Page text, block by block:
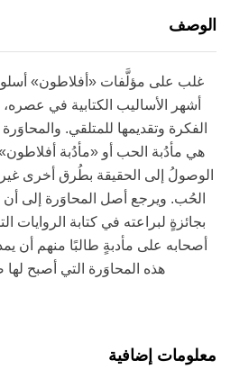
الوصف
غلب على مؤلَّفات «أفلاطون»
أشهر الأساليب الكتابية في عصره،
الفكرة وتقديمها للمتلقي.
هي مأدُبة الحب أو «مأدُبة
الوصولُ إلى الحقيقة بطُرق أخرى
الحُب. ويرجع أصل المحاوَرة إلى أن
بجائزةٍ لبراعته في كتابة الروايات
أصحابه على مأدبةٍ طالبًا منهم أن
هذه المحاوَرة التي أصبح
معلومات إضافية